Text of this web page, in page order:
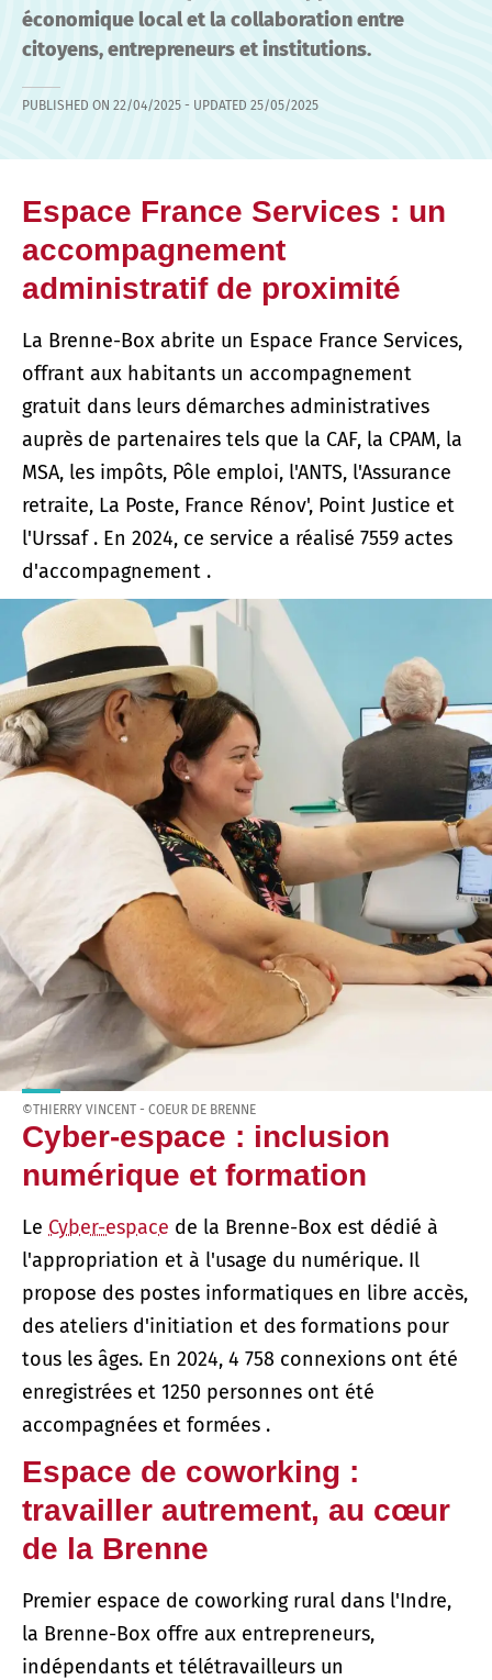
économique local et la collaboration entre
citoyens, entrepreneurs et institutions.
PUBLISHED ON 22/04/2025 - UPDATED 25/05/2025
Espace France Services : un
accompagnement
administratif de proximité
La Brenne-Box abrite un Espace France Services,
offrant aux habitants un accompagnement
gratuit dans leurs démarches administratives
auprès de partenaires tels que la CAF, la CPAM, la
MSA, les impôts, Pôle emploi, l'ANTS, l'Assurance
retraite, La Poste, France Rénov', Point Justice et
l'Urssaf . En 2024, ce service a réalisé 7559 actes
d'accompagnement .
©THIERRY VINCENT - COEUR DE BRENNE
Cyber-espace : inclusion
numérique et formation
Le Cyber-espace de la Brenne-Box est dédié à
l'appropriation et à l'usage du numérique. Il
propose des postes informatiques en libre accès,
des ateliers d'initiation et des formations pour
tous les âges. En 2024, 4 758 connexions ont été
enregistrées et 1250 personnes ont été
accompagnées et formées .
Espace de coworking :
travailler autrement, au cœur
de la Brenne
Premier espace de coworking rural dans l'Indre,
la Brenne-Box offre aux entrepreneurs,
indépendants et télétravailleurs un